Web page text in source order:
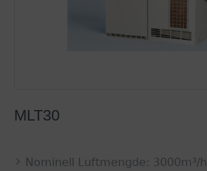
MLT30
Nominell Luftmengde: 3000m³/h